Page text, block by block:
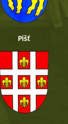
Píšť